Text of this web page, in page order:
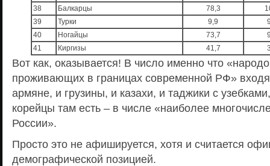
38
Балкарцы 78,3
39
Турки 9,9
40
Ногайцы 73,7
41
Киргизы 41,7
Вот как, оказывается! В число именно что
проживающих в границах современной РФ»
армяне, и грузины, и казахи, и таджики с
корейцы там есть – в числе «наиболее
России».
Просто это не афишируется, хотя и считается
демографической позицией.